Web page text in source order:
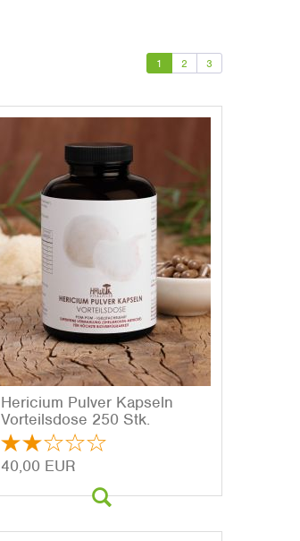
1 2 3
He­ri­ci­um Pul­ver Kap­seln
Vor­teils­do­se 250 Stk.
40,00 EUR